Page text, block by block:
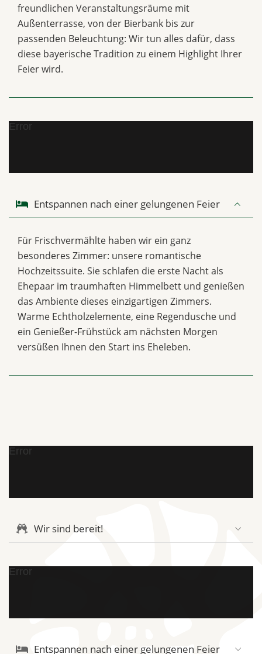
freundlichen Veranstaltungsräume mit
Außenterrasse, von der Bierbank bis zur
passenden Beleuchtung: Wir tun alles dafür, dass
diese bayerische Tradition zu einem Highlight Ihrer
Feier wird.
Error
Entspannen nach einer gelungenen Feier
Für Frischvermählte haben wir ein ganz
besonderes Zimmer: unsere romantische
Hochzeitssuite. Sie schlafen die erste Nacht als
Ehepaar im traumhaften Himmelbett und genießen
das Ambiente dieses einzigartigen Zimmers.
Warme Echtholzelemente, eine Regendusche und
ein Genießer-Frühstück am nächsten Morgen
versüßen Ihnen den Start ins Eheleben.
Error
Wir sind bereit!
Error
Entspannen nach einer gelungenen Feier